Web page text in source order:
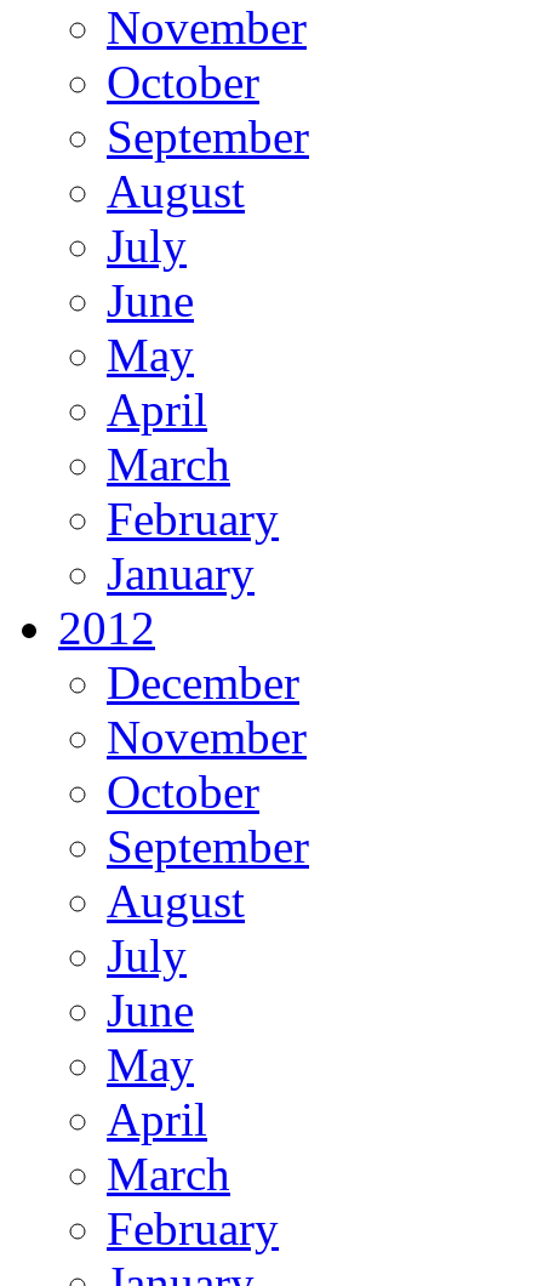
November
October
September
August
July
June
May
April
March
February
January
2012
December
November
October
September
August
July
June
May
April
March
February